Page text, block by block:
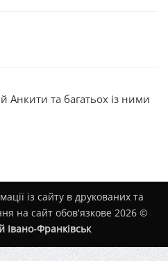
Анкити та багатьох із ними
із сайту в друкованих та
на сайт обов'язкове 2026 ©
Івано-Франківськ